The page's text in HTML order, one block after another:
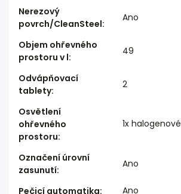
Nerezový
povrch/CleanSteel:
Ano
Objem ohřevného
prostoru v l:
49
Odvápňovací
tablety:
2
Osvětlení
ohřevného
prostoru:
1x halogenové
Označení úrovní
zasunutí:
Ano
Pečicí automatika: Ano